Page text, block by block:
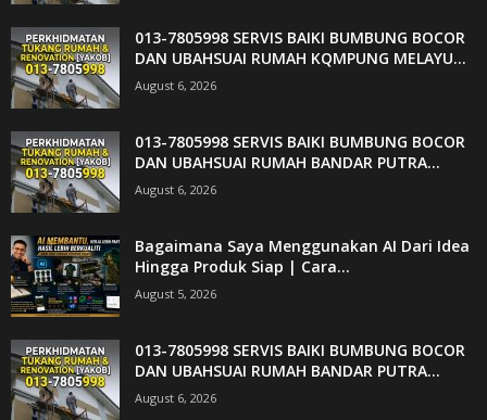
013-7805998 SERVIS BAIKI BUMBUNG BOCOR
DAN UBAHSUAI RUMAH KQMPUNG MELAYU...
August 6, 2026
013-7805998 SERVIS BAIKI BUMBUNG BOCOR
DAN UBAHSUAI RUMAH BANDAR PUTRA...
August 6, 2026
Bagaimana Saya Menggunakan AI Dari Idea
Hingga Produk Siap | Cara...
August 5, 2026
013-7805998 SERVIS BAIKI BUMBUNG BOCOR
DAN UBAHSUAI RUMAH BANDAR PUTRA...
August 6, 2026